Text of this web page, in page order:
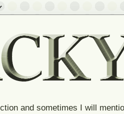
and sometimes I will